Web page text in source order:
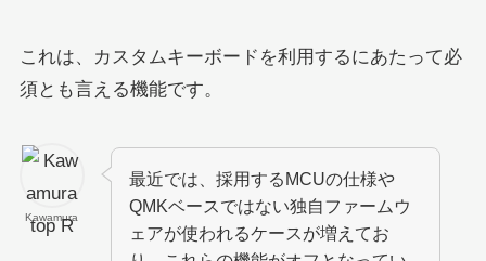
これは、カスタムキーボードを利用するにあたって必
須とも言える機能です。
Kawamura
最近では、採用するMCUの仕様や
QMKベースではない独自ファームウ
ェアが使われるケースが増えてお